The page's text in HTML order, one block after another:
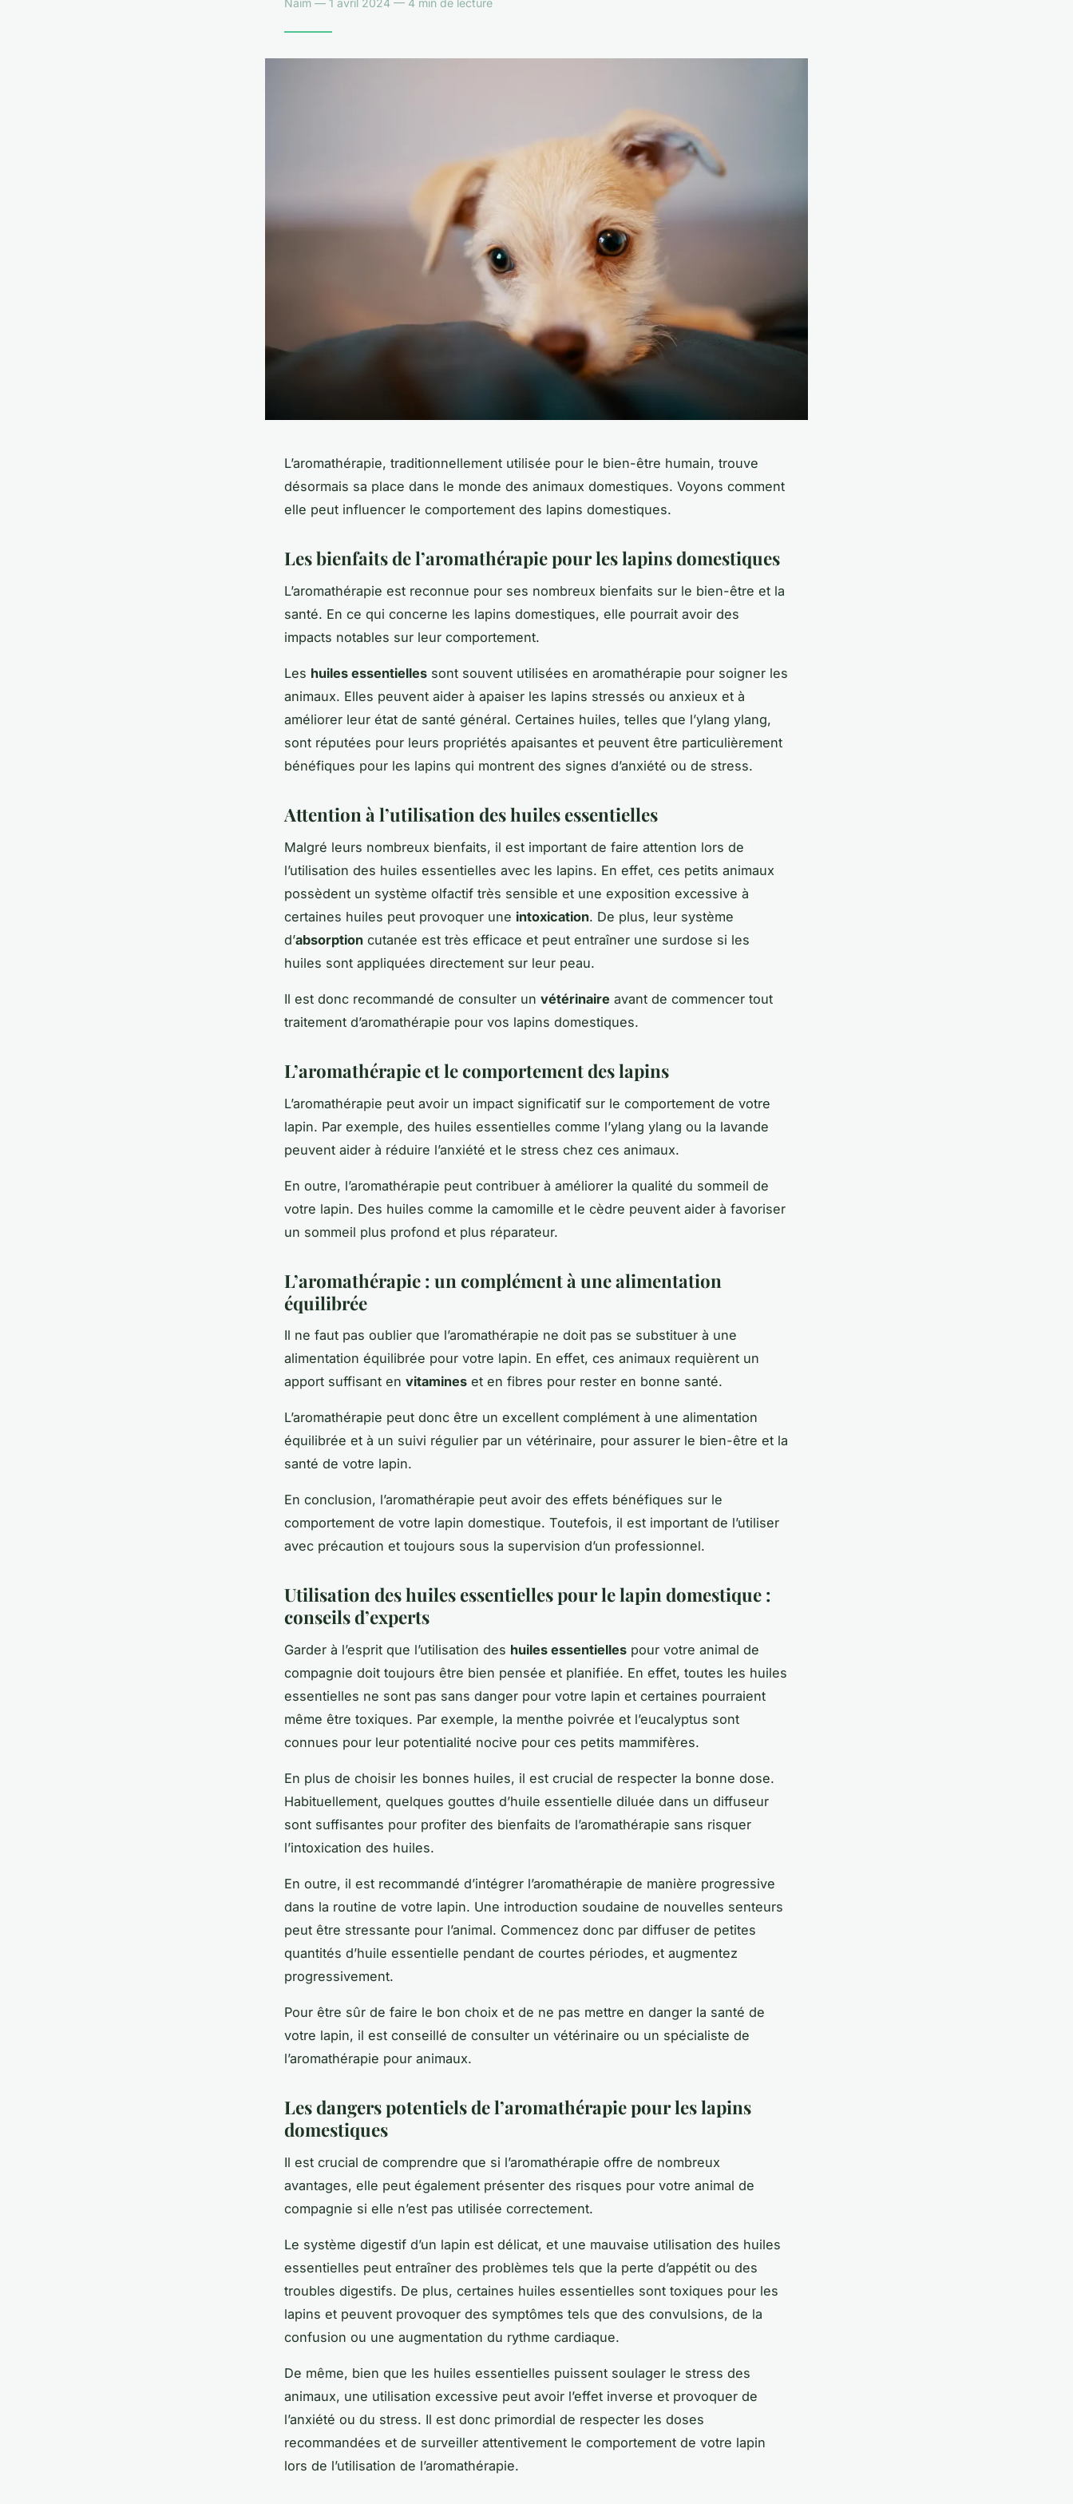
L’aromathérapie, traditionnellement utilisée pour le bien-être humain, trouve
désormais sa place dans le monde des animaux domestiques. Voyons comment
elle peut influencer le comportement des lapins domestiques.
Les bienfaits de l’aromathérapie pour les lapins domestiques
L’aromathérapie est reconnue pour ses nombreux bienfaits sur le bien-être et la
santé. En ce qui concerne les lapins domestiques, elle pourrait avoir des
impacts notables sur leur comportement.
Les huiles essentielles sont souvent utilisées en aromathérapie pour soigner les
animaux. Elles peuvent aider à apaiser les lapins stressés ou anxieux et à
améliorer leur état de santé général. Certaines huiles, telles que l’ylang ylang,
sont réputées pour leurs propriétés apaisantes et peuvent être particulièrement
bénéfiques pour les lapins qui montrent des signes d’anxiété ou de stress.
Attention à l’utilisation des huiles essentielles
Malgré leurs nombreux bienfaits, il est important de faire attention lors de
l’utilisation des huiles essentielles avec les lapins. En effet, ces petits animaux
possèdent un système olfactif très sensible et une exposition excessive à
certaines huiles peut provoquer une intoxication. De plus, leur système
d’absorption cutanée est très efficace et peut entraîner une surdose si les
huiles sont appliquées directement sur leur peau.
Il est donc recommandé de consulter un vétérinaire avant de commencer tout
traitement d’aromathérapie pour vos lapins domestiques.
L’aromathérapie et le comportement des lapins
L’aromathérapie peut avoir un impact significatif sur le comportement de votre
lapin. Par exemple, des huiles essentielles comme l’ylang ylang ou la lavande
peuvent aider à réduire l’anxiété et le stress chez ces animaux.
En outre, l’aromathérapie peut contribuer à améliorer la qualité du sommeil de
votre lapin. Des huiles comme la camomille et le cèdre peuvent aider à favoriser
un sommeil plus profond et plus réparateur.
L’aromathérapie : un complément à une alimentation
équilibrée
Il ne faut pas oublier que l’aromathérapie ne doit pas se substituer à une
alimentation équilibrée pour votre lapin. En effet, ces animaux requièrent un
apport suffisant en vitamines et en fibres pour rester en bonne santé.
L’aromathérapie peut donc être un excellent complément à une alimentation
équilibrée et à un suivi régulier par un vétérinaire, pour assurer le bien-être et la
santé de votre lapin.
En conclusion, l’aromathérapie peut avoir des effets bénéfiques sur le
comportement de votre lapin domestique. Toutefois, il est important de l’utiliser
avec précaution et toujours sous la supervision d’un professionnel.
Utilisation des huiles essentielles pour le lapin domestique :
conseils d’experts
Garder à l’esprit que l’utilisation des huiles essentielles pour votre animal de
compagnie doit toujours être bien pensée et planifiée. En effet, toutes les huiles
essentielles ne sont pas sans danger pour votre lapin et certaines pourraient
même être toxiques. Par exemple, la menthe poivrée et l’eucalyptus sont
connues pour leur potentialité nocive pour ces petits mammifères.
En plus de choisir les bonnes huiles, il est crucial de respecter la bonne dose.
Habituellement, quelques gouttes d’huile essentielle diluée dans un diffuseur
sont suffisantes pour profiter des bienfaits de l’aromathérapie sans risquer
l’intoxication des huiles.
En outre, il est recommandé d’intégrer l’aromathérapie de manière progressive
dans la routine de votre lapin. Une introduction soudaine de nouvelles senteurs
peut être stressante pour l’animal. Commencez donc par diffuser de petites
quantités d’huile essentielle pendant de courtes périodes, et augmentez
progressivement.
Pour être sûr de faire le bon choix et de ne pas mettre en danger la santé de
votre lapin, il est conseillé de consulter un vétérinaire ou un spécialiste de
l’aromathérapie pour animaux.
Les dangers potentiels de l’aromathérapie pour les lapins
domestiques
Il est crucial de comprendre que si l’aromathérapie offre de nombreux
avantages, elle peut également présenter des risques pour votre animal de
compagnie si elle n’est pas utilisée correctement.
Le système digestif d’un lapin est délicat, et une mauvaise utilisation des huiles
essentielles peut entraîner des problèmes tels que la perte d’appétit ou des
troubles digestifs. De plus, certaines huiles essentielles sont toxiques pour les
lapins et peuvent provoquer des symptômes tels que des convulsions, de la
confusion ou une augmentation du rythme cardiaque.
De même, bien que les huiles essentielles puissent soulager le stress des
animaux, une utilisation excessive peut avoir l’effet inverse et provoquer de
l’anxiété ou du stress. Il est donc primordial de respecter les doses
recommandées et de surveiller attentivement le comportement de votre lapin
lors de l’utilisation de l’aromathérapie.